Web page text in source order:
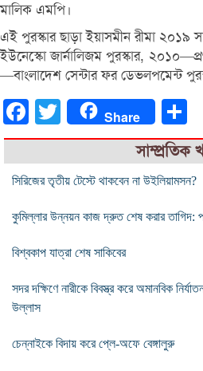
মালিক এমপি।
এই পুরস্কার ছাড়া ইয়াসমীন রীমা ২০১৯
ইউনেস্কো জার্নালিজম পুরস্কার,
—বাংলাদেশ সেন্টার ফর ডেভলপমেন্ট
FacebookTwitter Share
সাম্প্রতিক
সিরিজের তৃতীয় টেস্টে থাকবেন না উইলিয়ামসন?
কুমিল্লার উন্নয়ন কাজ দ্রুত শেষ করার তাগিদ:
বিশ্বকাপ যাত্রা শেষ সাকিবের
সদর দক্ষিণে নারীকে বিবস্ত্র করে অমানবিক
উল্লাস
চেন্নাইকে বিদায় করে প্লে-অফে বেঙ্গালুরু